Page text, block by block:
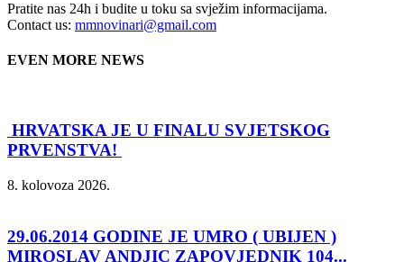
Pratite nas 24h i budite u toku sa svježim informacijama.
Contact us: mmnovinari@gmail.com
EVEN MORE NEWS
HRVATSKA JE U FINALU SVJETSKOG
PRVENSTVA!
8. kolovoza 2026.
29.06.2014 GODINE JE UMRO ( UBIJEN )
MIROSLAV ANDJIC ZAPOVJEDNIK 104...